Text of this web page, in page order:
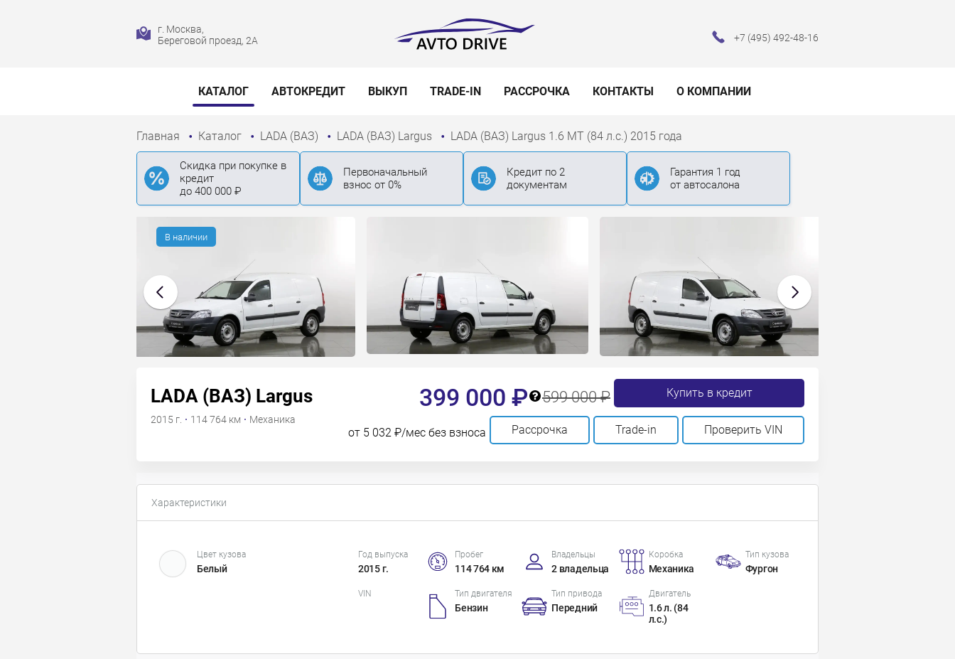
г. Москва,
Береговой проезд, 2А
+7 (495) 492-48-16
КАТАЛОГ АВТОКРЕДИТ ВЫКУП TRADE-IN РАССРОЧКА КОНТАКТЫ О КОМПАНИИ
Главная Каталог LADA (ВАЗ) LADA (ВАЗ) Largus LADA (ВАЗ) Largus 1.6 MT (84 л.с.) 2015 года
Скидка при покупке в
кредит
до 400 000 ₽
Первоначальный
взнос от 0%
Кредит по 2
документам
Гарантия 1 год
от автосалона
LADA (ВАЗ) Largus
2015 г. · 114 764 км · Механика
399 000 ₽ 599 000 ₽ Купить в кредит
от 5 032 ₽/мес без взноса Рассрочка Trade-in Проверить VIN
В наличии
Характеристики
Цвет кузова
Белый
Год выпуска
2015 г.
Пробег
114 764 км
Владельцы
2 владельца
Коробка
Механика
Тип кузова
Фургон
VIN Тип двигателя
Бензин
Тип привода
Передний
Двигатель
1.6 л. (84
л.с.)